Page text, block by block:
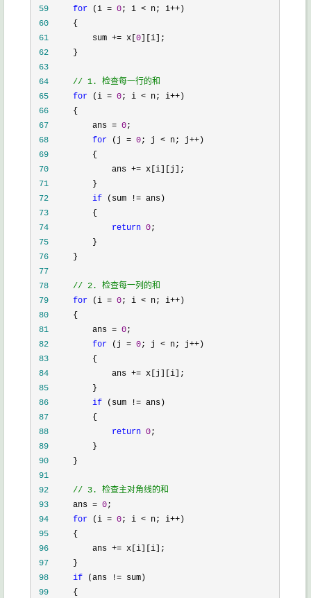
59
for (i = 0; i < n; i++
60
61
         sum += x[
0
62
63
64
// 1. 检查每一行的和
65
for (i = 0; i < n; i++
66
67
         ans =
0
68
for (j = 0; j < n; j++
69
70
             ans +=
71
72
if (sum !=
73
74
return 0
75
76
77
78
// 2. 检查每一列的和
79
for (i = 0; i < n; i++
80
81
         ans =
0
82
for (j = 0; j < n; j++
83
84
             ans +=
85
86
if (sum !=
87
88
return 0
89
90
91
92
// 3. 检查主对角线的和
93
     ans =
0
94
for (i = 0; i < n; i++
95
96
         ans +=
97
98
if (ans !=
99